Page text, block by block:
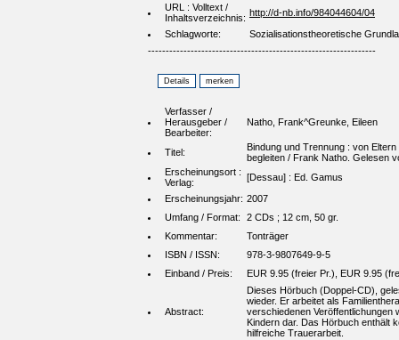
URL : Volltext /
Inhaltsverzeichnis: http://d-nb.info/984044604/04
Schlagworte:
Sozialisationstheoretische
----------------------------------------------------------------
Verfasser /
Herausgeber /
Bearbeiter:
Natho, Frank^Greunke, Eileen
Titel:
Bindung und Trennung : von
begleiten / Frank Natho. Gelesen
Erscheinungsort :
Verlag:
[Dessau] : Ed. Gamus
Erscheinungsjahr: 2007
Umfang / Format:
2 CDs ; 12 cm, 50 gr.
Kommentar:
Tonträger
ISBN / ISSN:
978-3-9807649-9-5
Einband / Preis:
EUR 9.95 (freier Pr.), EUR 9.95
Abstract:
Dieses Hörbuch (Doppel-CD),
wieder. Er arbeitet als
verschiedenen Veröffentlichungen
Kindern dar. Das Hörbuch enthält
hilfreiche Trauerarbeit.